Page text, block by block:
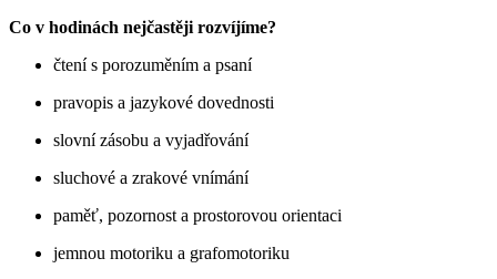
Co v hodinách nejčastěji rozvíjíme?
čtení s porozuměním a psaní
pravopis a jazykové dovednosti
slovní zásobu a vyjadřování
sluchové a zrakové vnímání
paměť, pozornost a prostorovou orientaci
jemnou motoriku a grafomotoriku